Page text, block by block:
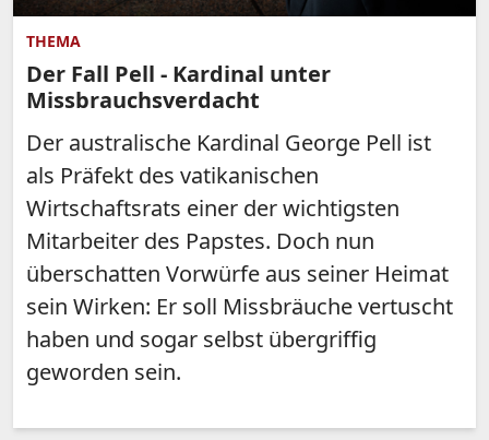
THEMA
Der Fall Pell - Kardinal unter
Missbrauchsverdacht
Der australische Kardinal George Pell ist
als Präfekt des vatikanischen
Wirtschaftsrats einer der wichtigsten
Mitarbeiter des Papstes. Doch nun
überschatten Vorwürfe aus seiner Heimat
sein Wirken: Er soll Missbräuche vertuscht
haben und sogar selbst übergriffig
geworden sein.